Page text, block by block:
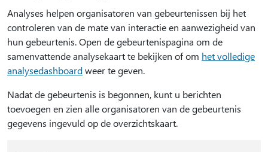
Analyses helpen organisatoren van gebeurtenissen bij het
controleren van de mate van interactie en aanwezigheid van
hun gebeurtenis. Open de gebeurtenispagina om de
samenvattende analysekaart te bekijken of om het volledige
analysedashboardweer te geven.
Nadat de gebeurtenis is begonnen, kunt u berichten
toevoegen en zien alle organisatoren van de gebeurtenis
gegevens ingevuld op de overzichtskaart.